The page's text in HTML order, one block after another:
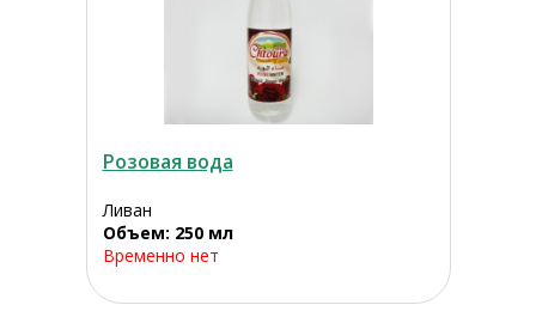
Розовая вода
Ливан
Объем: 250 мл
Временно нет